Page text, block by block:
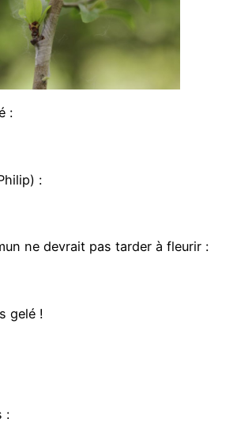
:
:
ne devrait pas tarder à fleurir :
gelé !
: